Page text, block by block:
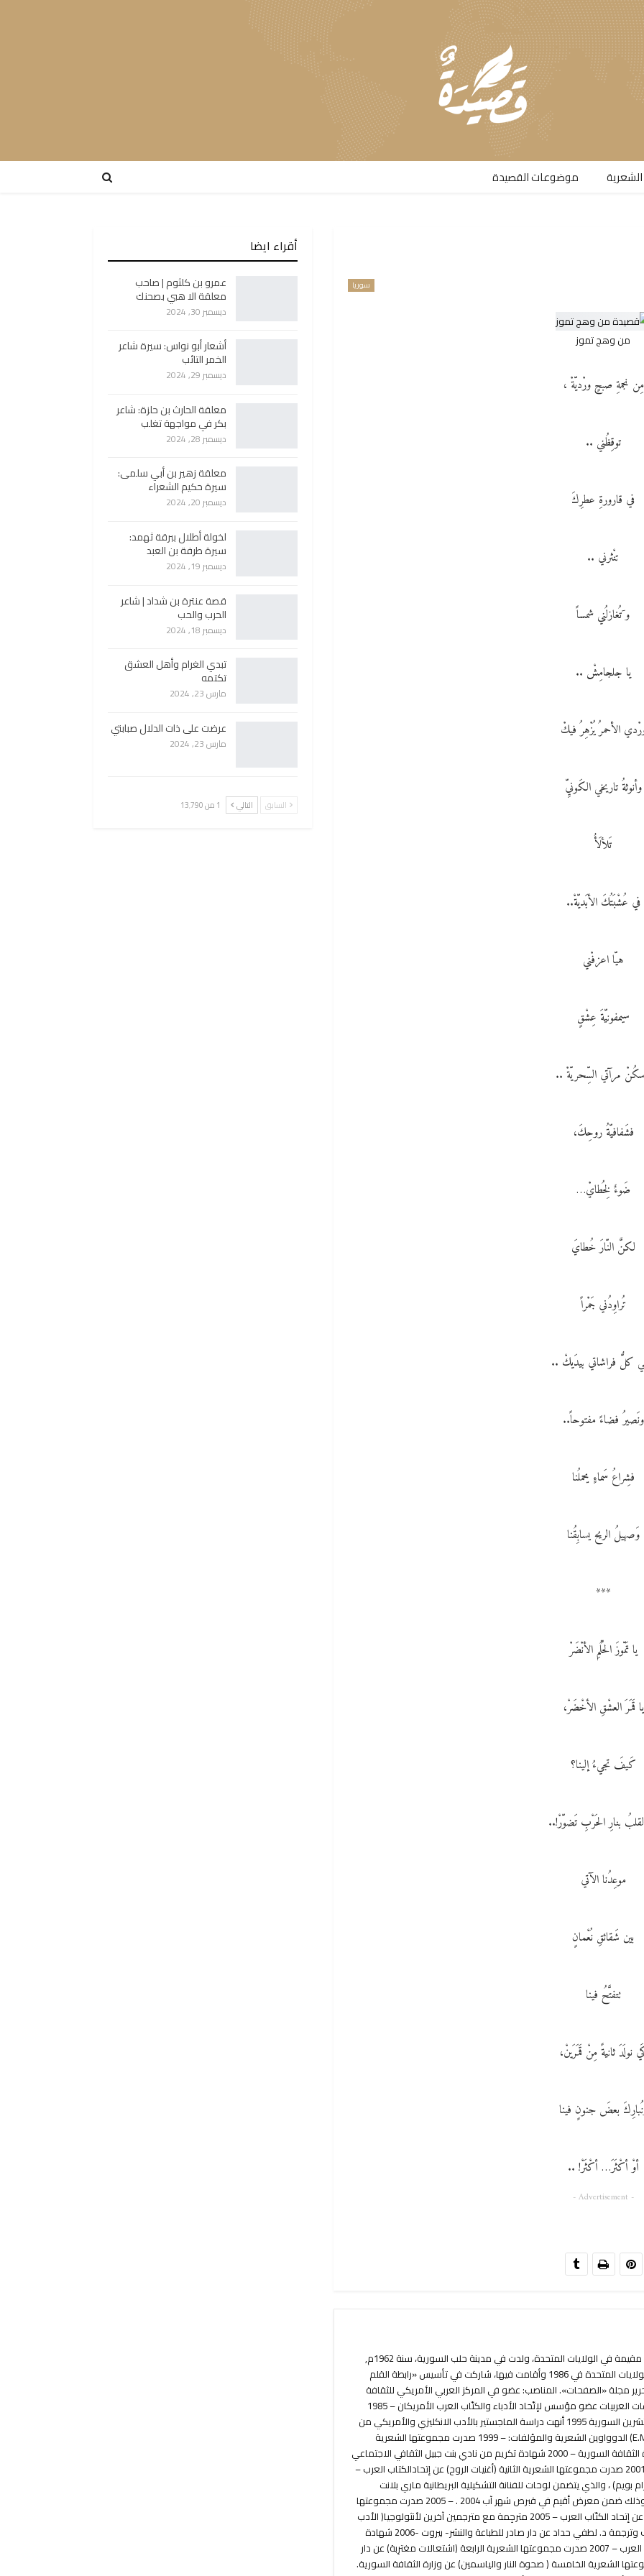
موضوعات القصيدة​
سوريا
من وهج تموز
مِن نجمةِ صبحٍ ورْديّةْ ،
توقِظُني ..
في قارورةِ عطرِكَ
تنْثرني ..
و َتُغازلُني شمساً
يا جلجامِشْ ..
الأحمرُ يُزْهِرُ فيكْ
وأنوثةُ تاريخي الكَونيِّ
تَلألَأُ
في عُشْبَتُكَ الأبَديّةْ..
هيّا اعزفْني
سيمفونيّةَ عِشْقٍ
مرآتي السِّحريّةْ ..
فشَفافيّةُ روحِكَ،
ضَوءٌ لِخُطايْ…
لكنَّ النّارَ خُطايَ
تُراوِدُني جَمْراً
كلُّ فراشاتي بيدَيكْ ..
ونَصيرُ فضاءً مفتوحاً..
فشِراعُ سَماءٍ يحملُنا
وَصهيلُ الريح يسابِقُنا
***
يا تَمّوزَ الحُلُمِ الأنْضَرْ
يا قَمَرَ العشْقِ الأخْضَرْ،
كَيفَ تجيءُ إلينا؟
بنارِ الحَرْبِ تَضوّرْ!..
موعِدُنا الآتي
بين شَقائقِ نُعْمانٍ
تتفتَّحُ فينا
نولَدَ ثانيةً مِنْ قَمَرَينْ،
بعضَ جنونٍ فينا
أوْ أكْثَرَ… أكْثَرْ! ..
- Advertisement -
إباء اسماعيل شاعرة ومترجمة سورية مقيمة في الولايات المتحدة، ولدت في مدينة حلب السورية، سنة 1962م,
عضو إتِّحاد الكتّاب العرب سافرت إلى الولايات المتحدة في 1986 وأقامت فيها، شاركت في تأسيس «رابطة القلم
في 1998، وترأست تحرير مجلة «الصفحات». المناصب: عضو في المركز العربي الأمريكي للثقافة
والفنون عضو مؤسس لملتقى المبدعات العربيات عضو مؤسس لإتّحاد الأدباء والكتّاب العرب الأمريكان – 1985
إجازة في الأدب الأنكليزي من جامعة تشرين السورية 1995 أنهت دراسة الماجستير بالأدب الانكليزي والأمريكي من
جامعة إيسترن ميشغن الأمريكية (E.M.U) الدوواوين الشعرية والمؤلفات: – 1999 صدرت مجموعتها الشعرية
الأولى (خيول الضوء والغربة) عن وزارة الثقافة السورية – 2000 شهادة تكريم من نادي بنت جبيل الثقافي الاجتماعي
ديترويت ميشغن/ الولايات المتحدة. -2001 صدرت مجموعتها الشعرية الثانية (أغنيات الروح) عن إتحادالكتاب العرب –
بويم) ، والذي يتضمن لوحات للفنانة التشكيلية البريطانية ماري بلانت
وقصائد لشعراء العالم بلغاتهم الأم ، وذلك ضمن معرض أقيم في قبرص شهر آب 2004 . – 2005 صدرت مجموعتها
الشعرية الثالثة (ضوء بلادي) للأطفال عن إتحاد الكتّاب العرب – 2005 مترجِمة مع مترجمين آخرين لأنثولوجيا( الأدب
العربي الأمريكي المعاصر) تحت إشراف وترجمة د. لطفي حداد عن دار صادر للطباعة والنشر- بيروت -2006 شهادة
تكريم من الجمعية الدولية للمترجمين العرب – 2007 صدرت مجموعتها الشعرية الرابعة (اشتعالات مغترِبة) عن دار
– صدرت مجموعتها الشعرية الخامسة ( صحوة النار والياسمين) عن وزارة الثقافة السورية.
أقراء ايضا
عمرو بن كلثوم | صاحب
معلقة الا هبي بصحنك
ديسمبر 30, 2024
أشعار أبو نواس: سيرة شاعر
الخمر التائب
ديسمبر 29, 2024
معلقة الحارث بن حلزة: شاعر
بكر في مواجهة تغلب
ديسمبر 28, 2024
معلقة زهير بن أبي سلمى:
سيرة حكيم الشعراء
ديسمبر 20, 2024
لخولة أطلال ببرقة ثهمد:
سيرة طرفة بن العبد
ديسمبر 19, 2024
قصة عنترة بن شداد | شاعر
الحرب والحب
ديسمبر 18, 2024
تبدي الغرام وأهل العشق
تكتمه
مارس 23, 2024
عرضت على ذات الدلال صبابتي
مارس 23, 2024
السابق التالي 1 من 13٬790